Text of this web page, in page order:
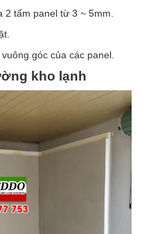
tấm panel từ 3 ~ 5mm.
góc của các panel.
kho lạnh